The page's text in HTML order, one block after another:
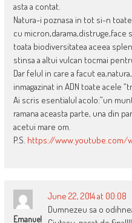
asta a contat.
Natura-i poznasa in tot si-n
cu micron,darama,distruge,face
toata biodiversitatea aceea
stinsa a altui vulcan tocmai
Dar felul in care a facut
inmagazinat in ADN toate acele
Ai scris esentialul acolo:”un
ramana aceasta parte, una din
acetui mare om.
P.S. https://www.youtube.com/
Emanuel
June 22, 2014 at 00:08
Dumnezeu sa o